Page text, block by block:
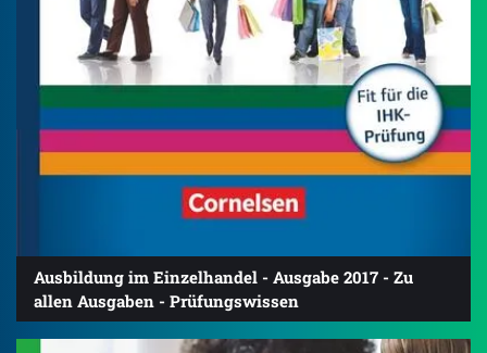
Ausbildung im Einzelhandel - Ausgabe 2017 - Zu
allen Ausgaben - Prüfungswissen